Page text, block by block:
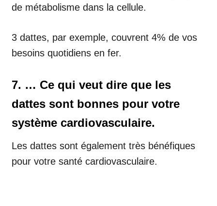
de métabolisme dans la cellule.
3 dattes, par exemple, couvrent 4% de vos
besoins quotidiens en fer.
7. … Ce qui veut dire que les
dattes sont bonnes pour votre
système cardiovasculaire.
Les dattes sont également très bénéfiques
pour votre santé cardiovasculaire.